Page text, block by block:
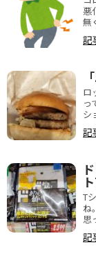
悪
無
記
ロ
っ
シ
記
T
ね
思
記